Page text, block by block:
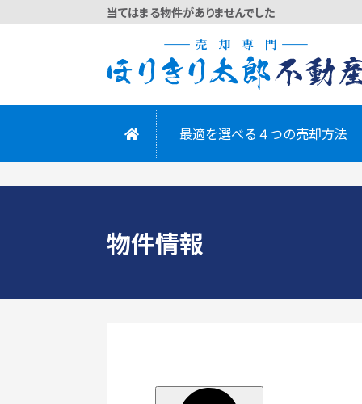
当てはまる物件がありませんでした
最適を選べる４つの売却方法
物件情報